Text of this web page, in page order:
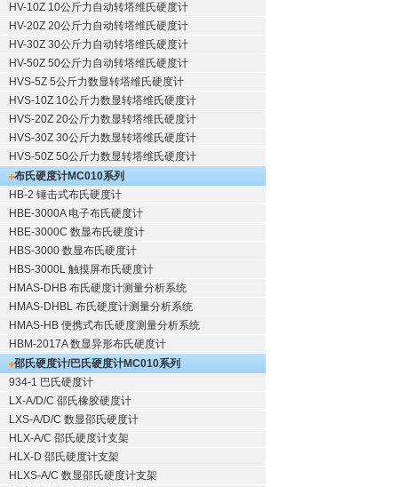
HV-10Z 10公斤力自动转塔维氏硬度计
HV-20Z 20公斤力自动转塔维氏硬度计
HV-30Z 30公斤力自动转塔维氏硬度计
HV-50Z 50公斤力自动转塔维氏硬度计
HVS-5Z 5公斤力数显转塔维氏硬度计
HVS-10Z 10公斤力数显转塔维氏硬度计
HVS-20Z 20公斤力数显转塔维氏硬度计
HVS-30Z 30公斤力数显转塔维氏硬度计
HVS-50Z 50公斤力数显转塔维氏硬度计
布氏硬度计MC010系列
HB-2 锤击式布氏硬度计
HBE-3000A 电子布氏硬度计
HBE-3000C 数显布氏硬度计
HBS-3000 数显布氏硬度计
HBS-3000L 触摸屏布氏硬度计
HMAS-DHB 布氏硬度计测量分析系统
HMAS-DHBL 布氏硬度计测量分析系统
HMAS-HB 便携式布氏硬度测量分析系统
HBM-2017A 数显异形布氏硬度计
邵氏硬度计/巴氏硬度计MC010系列
934-1 巴氏硬度计
LX-A/D/C 邵氏橡胶硬度计
LXS-A/D/C 数显邵氏硬度计
HLX-A/C 邵氏硬度计支架
HLX-D 邵氏硬度计支架
HLXS-A/C 数显邵氏硬度计支架